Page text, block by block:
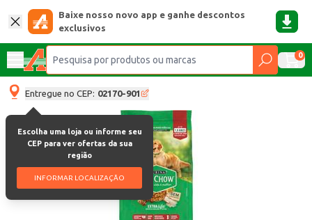
Baixe nosso novo app e ganhe descontos
exclusivos
0
Entregue no CEP: 02170-901
Escolha uma loja ou informe seu
CEP para ver ofertas da sua
região
INFORMAR LOCALIZAÇÃO